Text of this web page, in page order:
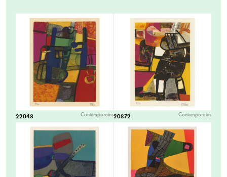
22048 Contemporains20872 Contemporains